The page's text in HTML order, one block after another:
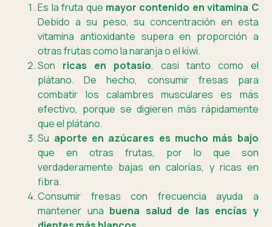
Es la fruta que mayor contenido en vitamina C
Debido a su peso, su concentración en esta
vitamina antioxidante supera en proporción a
otras frutas como la naranja o el kiwi.
Son ricas en potasio, casi tanto como el
plátano. De hecho, consumir fresas para
combatir los calambres musculares es más
efectivo, porque se digieren más rápidamente
que el plátano.
Su aporte en azúcares es mucho más bajo
que en otras frutas, por lo que son
verdaderamente bajas en calorías, y ricas en
fibra.
Consumir fresas con frecuencia ayuda a
mantener una buena salud de las encías y